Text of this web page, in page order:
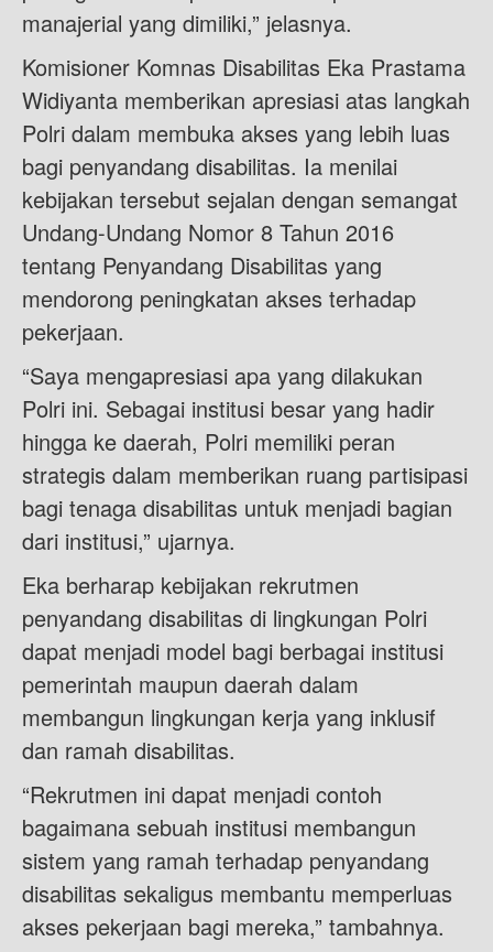
manajerial yang dimiliki,” jelasnya.
Komisioner Komnas Disabilitas Eka Prastama
Widiyanta memberikan apresiasi atas langkah
Polri dalam membuka akses yang lebih luas
bagi penyandang disabilitas. Ia menilai
kebijakan tersebut sejalan dengan semangat
Undang-Undang Nomor 8 Tahun 2016
tentang Penyandang Disabilitas yang
mendorong peningkatan akses terhadap
pekerjaan.
“Saya mengapresiasi apa yang dilakukan
Polri ini. Sebagai institusi besar yang hadir
hingga ke daerah, Polri memiliki peran
strategis dalam memberikan ruang partisipasi
bagi tenaga disabilitas untuk menjadi bagian
dari institusi,” ujarnya.
Eka berharap kebijakan rekrutmen
penyandang disabilitas di lingkungan Polri
dapat menjadi model bagi berbagai institusi
pemerintah maupun daerah dalam
membangun lingkungan kerja yang inklusif
dan ramah disabilitas.
“Rekrutmen ini dapat menjadi contoh
bagaimana sebuah institusi membangun
sistem yang ramah terhadap penyandang
disabilitas sekaligus membantu memperluas
akses pekerjaan bagi mereka,” tambahnya.